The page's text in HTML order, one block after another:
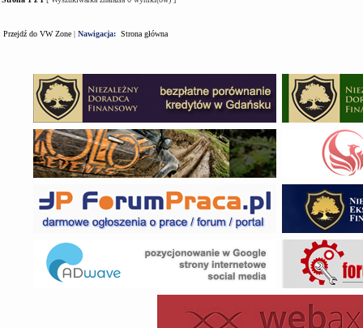
Przejdź do VW Zone | Nawigacja: Strona główna